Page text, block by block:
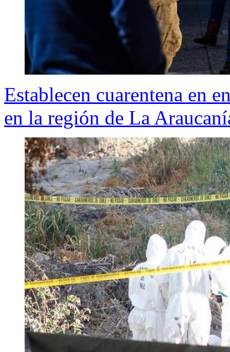
Establecen cuarentena en
en la región de La